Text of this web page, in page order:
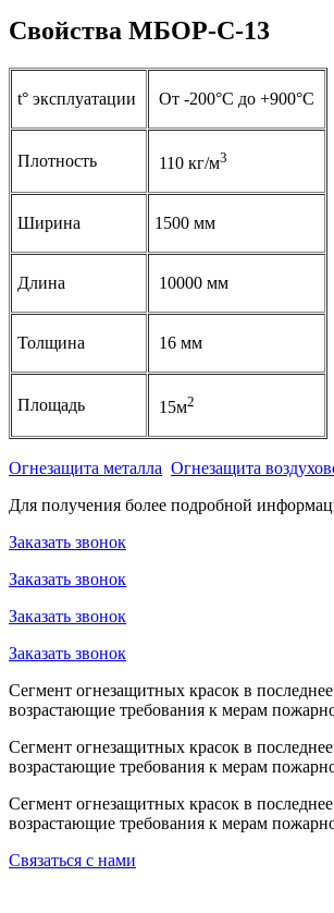
Свойства МБОР-С-13
t° эксплуатации От -200°С до +900°С
Плотность 110 кг/м3
Ширина 1500 мм
Длина 10000 мм
Толщина 16 мм
Площадь 15м2
Огнезащита металла Огнезащита
Для получения более подробной
Заказать звонок
Заказать звонок
Заказать звонок
Заказать звонок
Сегмент огнезащитных красок в
возрастающие требования к мерам
Сегмент огнезащитных красок в
возрастающие требования к мерам
Сегмент огнезащитных красок в
возрастающие требования к мерам
Связаться с нами